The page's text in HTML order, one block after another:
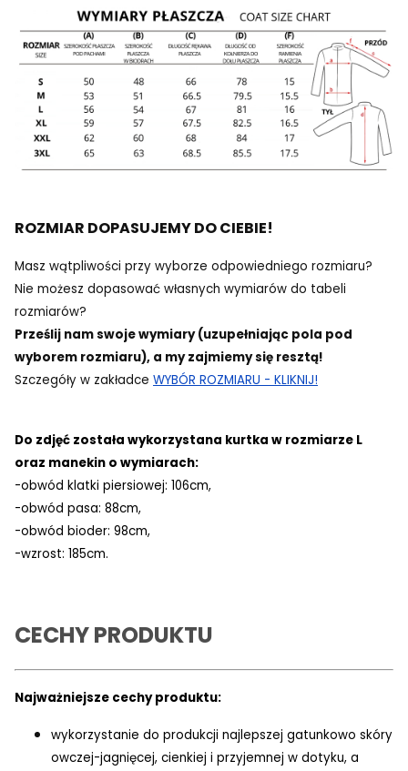
ROZMIAR DOPASUJEMY DO CIEBIE!
Masz wątpliwości przy wyborze odpowiedniego rozmiaru?
Nie możesz dopasować własnych wymiarów do tabeli
rozmiarów?
Prześlij nam swoje wymiary (uzupełniając pola pod
wyborem rozmiaru), a my zajmiemy się resztą!
Szczegóły w zakładce WYBÓR ROZMIARU - KLIKNIJ!
Do zdjęć została wykorzystana kurtka w rozmiarze L
oraz manekin o wymiarach:
-obwód klatki piersiowej: 106cm,
-obwód pasa: 88cm,
-obwód bioder: 98cm,
-wzrost: 185cm.
CECHY PRODUKTU
Najważniejsze cechy produktu:
wykorzystanie do produkcji najlepszej gatunkowo skóry
owczej-jagnięcej, cienkiej i przyjemnej w dotyku, a